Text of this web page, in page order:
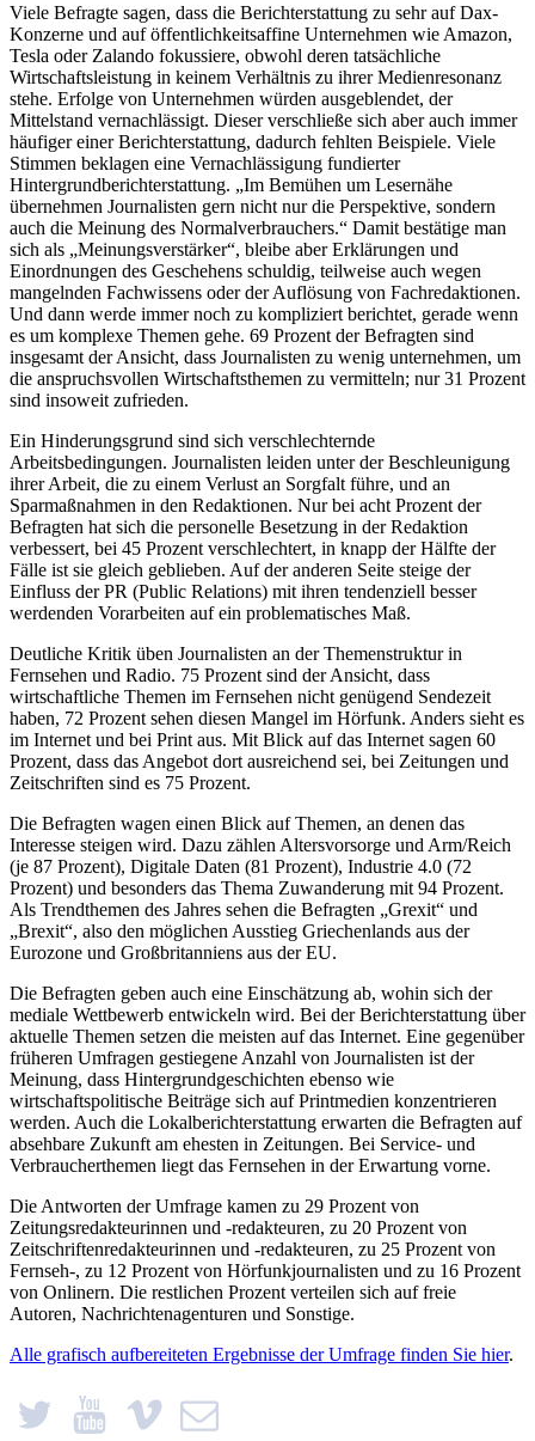
Viele Befragte sagen, dass die Berichterstattung zu sehr auf Dax-
Konzerne und auf öffentlichkeitsaffine Unternehmen wie Amazon,
Tesla oder Zalando fokussiere, obwohl deren tatsächliche
Wirtschaftsleistung in keinem Verhältnis zu ihrer Medienresonanz
stehe. Erfolge von Unternehmen würden ausgeblendet, der
Mittelstand vernachlässigt. Dieser verschließe sich aber auch immer
häufiger einer Berichterstattung, dadurch fehlten Beispiele. Viele
Stimmen beklagen eine Vernachlässigung fundierter
Hintergrundberichterstattung. „Im Bemühen um Lesernähe
übernehmen Journalisten gern nicht nur die Perspektive, sondern
auch die Meinung des Normalverbrauchers.“ Damit bestätige man
sich als „Meinungsverstärker“, bleibe aber Erklärungen und
Einordnungen des Geschehens schuldig, teilweise auch wegen
mangelnden Fachwissens oder der Auflösung von Fachredaktionen.
Und dann werde immer noch zu kompliziert berichtet, gerade wenn
es um komplexe Themen gehe. 69 Prozent der Befragten sind
insgesamt der Ansicht, dass Journalisten zu wenig unternehmen, um
die anspruchsvollen Wirtschaftsthemen zu vermitteln; nur 31 Prozent
sind insoweit zufrieden.
Ein Hinderungsgrund sind sich verschlechternde
Arbeitsbedingungen. Journalisten leiden unter der Beschleunigung
ihrer Arbeit, die zu einem Verlust an Sorgfalt führe, und an
Sparmaßnahmen in den Redaktionen. Nur bei acht Prozent der
Befragten hat sich die personelle Besetzung in der Redaktion
verbessert, bei 45 Prozent verschlechtert, in knapp der Hälfte der
Fälle ist sie gleich geblieben. Auf der anderen Seite steige der
Einfluss der PR (Public Relations) mit ihren tendenziell besser
werdenden Vorarbeiten auf ein problematisches Maß.
Deutliche Kritik üben Journalisten an der Themenstruktur in
Fernsehen und Radio. 75 Prozent sind der Ansicht, dass
wirtschaftliche Themen im Fernsehen nicht genügend Sendezeit
haben, 72 Prozent sehen diesen Mangel im Hörfunk. Anders sieht es
im Internet und bei Print aus. Mit Blick auf das Internet sagen 60
Prozent, dass das Angebot dort ausreichend sei, bei Zeitungen und
Zeitschriften sind es 75 Prozent.
Die Befragten wagen einen Blick auf Themen, an denen das
Interesse steigen wird. Dazu zählen Altersvorsorge und Arm/Reich
(je 87 Prozent), Digitale Daten (81 Prozent), Industrie 4.0 (72
Prozent) und besonders das Thema Zuwanderung mit 94 Prozent.
Als Trendthemen des Jahres sehen die Befragten „Grexit“ und
„Brexit“, also den möglichen Ausstieg Griechenlands aus der
Eurozone und Großbritanniens aus der EU.
Die Befragten geben auch eine Einschätzung ab, wohin sich der
mediale Wettbewerb entwickeln wird. Bei der Berichterstattung über
aktuelle Themen setzen die meisten auf das Internet. Eine gegenüber
früheren Umfragen gestiegene Anzahl von Journalisten ist der
Meinung, dass Hintergrundgeschichten ebenso wie
wirtschaftspolitische Beiträge sich auf Printmedien kon­zentrieren
werden. Auch die Lokalberichterstattung erwarten die Befragten auf
absehbare Zukunft am ehesten in Zeitungen. Bei Service- und
Verbraucherthemen liegt das Fernsehen in der Erwartung vorne.
Die Antworten der Umfrage kamen zu 29 Prozent von
Zeitungsredakteurinnen und -redakteuren, zu 20 Prozent von
Zeitschriftenredakteurinnen und -redakteuren, zu 25 Prozent von
Fernseh-, zu 12 Prozent von Hörfunkjournalisten und zu 16 Prozent
von Onlinern. Die restlichen Prozent verteilen sich auf freie
Autoren, Nachrichtenagenturen und Sonstige.
Alle grafisch aufbereiteten Ergebnisse der Umfrage finden Sie hier.